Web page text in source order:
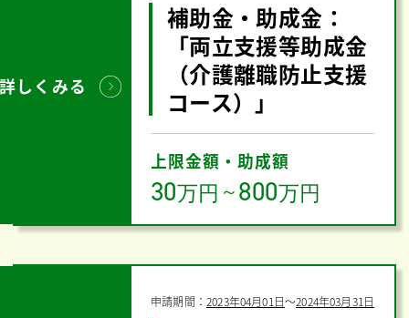
詳しくみる
補助金・助成金：
「両立支援等助成金
（介護離職防止支援
コース）」
上限金額・助成額
30万円 ～800万円
申請期間：2023年04月01日〜2024年03月31日